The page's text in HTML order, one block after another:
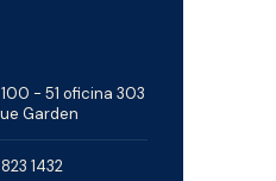
- 51 oficina 303
Garden
1432